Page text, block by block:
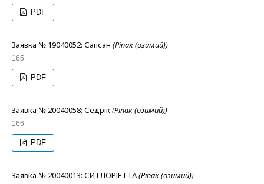
PDF
Заявка № 19040052: Сапсан (Ріпак (озимий))
165
PDF
Заявка № 20040058: Седрік(Ріпак (озимий))
166
PDF
Заявка № 20040013: СИ ГЛОРІЕТТА(Ріпак (озимий))